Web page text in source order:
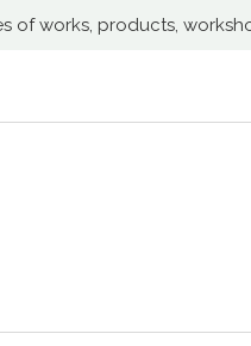
works, products,